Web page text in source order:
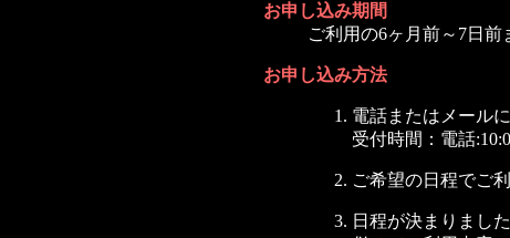
お申し込み期間
ご利用の6ヶ月前～7日前
お申し込み方法
電話またはメール
受付時間：電話
ご希望の日程でご
日程が決まりまし